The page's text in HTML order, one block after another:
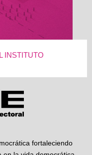
INSTITUTO
fortaleciendo